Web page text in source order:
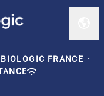
BIOLOGIC FRANCE ·